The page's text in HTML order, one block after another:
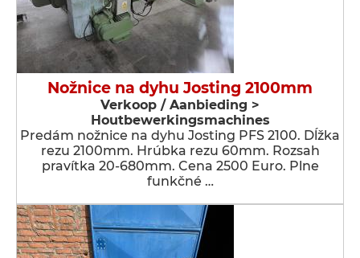
Nožnice na dyhu Josting 2100mm
Verkoop / Aanbieding >
Houtbewerkingsmachines
Predám nožnice na dyhu Josting PFS 2100. Dĺžka
rezu 2100mm. Hrúbka rezu 60mm. Rozsah
pravítka 20-680mm. Cena 2500 Euro. Plne
funkčné …